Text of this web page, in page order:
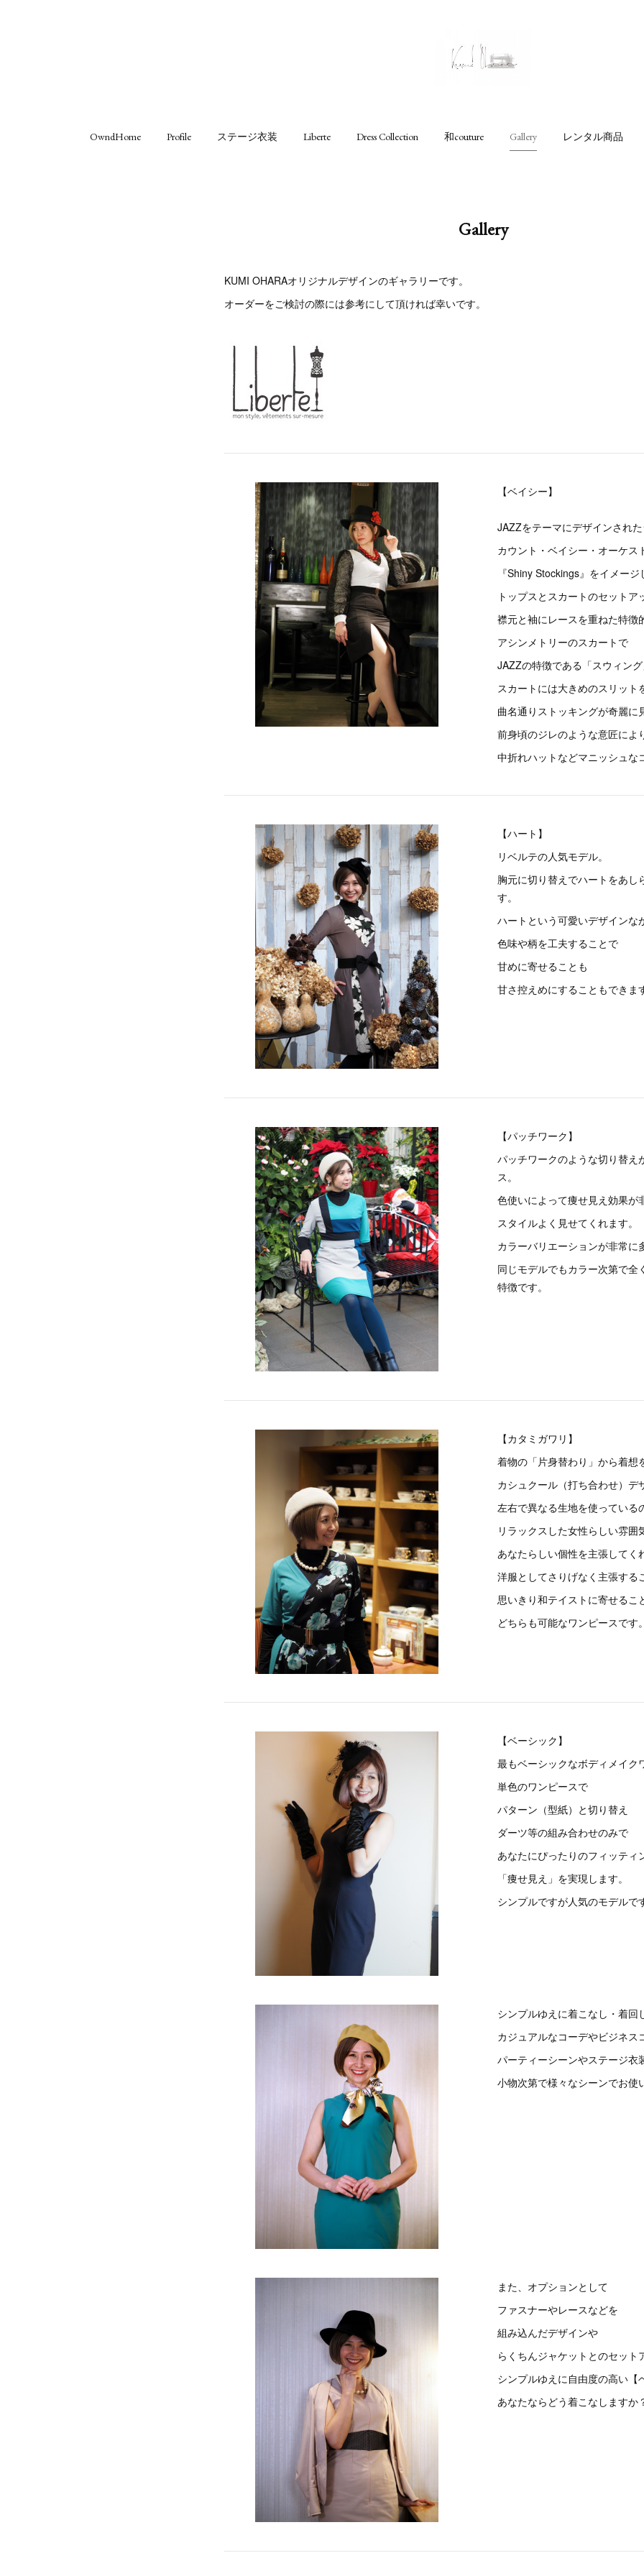
OwndHome Profile ステージ衣装 Liberte Dress Collection 和couture Gallery レンタル商品
Gallery
KUMI OHARAオリジナルデザインのギャラリーです。
オーダーをご検討の際には参考にして頂ければ幸いです。
【ベイシー】
JAZZをテーマにデザインされた
カウント・ベイシー・オーケス
『Shiny Stockings』をイメージ
トップスとスカートのセットア
襟元と袖にレースを重ねた特徴
アシンメトリーのスカートで
JAZZの特徴である「スウィング
スカートには大きめのスリット
曲名通りストッキングが奇麗に
前身頃のジレのような意匠によ
中折れハットなどマニッシュな
【ハート】
リベルテの人気モデル。
胸元に切り替えでハートをあし
す。
ハートという可愛いデザインな
色味や柄を工夫することで
甘めに寄せることも
甘さ控えめにすることもできま
【パッチワーク】
パッチワークのような切り替え
ス。
色使いによって痩せ見え効果が
スタイルよく見せてくれます。
カラーバリエーションが非常に
同じモデルでもカラー次第で全
特徴です。
【カタミガワリ】
着物の「片身替わり」から着想
カシュクール（打ち合わせ）デ
左右で異なる生地を使っている
リラックスした女性らしい雰囲
あなたらしい個性を主張してく
洋服としてさりげなく主張する
思いきり和テイストに寄せるこ
どちらも可能なワンピースです。
【ベーシック】
最もベーシックなボディメイク
単色のワンピースで
パターン（型紙）と切り替え
ダーツ等の組み合わせのみで
あなたにぴったりのフィッティ
「痩せ見え」を実現します。
シンプルですが人気のモデルで
シンプルゆえに着こなし・着回
カジュアルなコーデやビジネス
パーティーシーンやステージ衣
小物次第で様々なシーンでお使
また、オプションとして
ファスナーやレースなどを
組み込んだデザインや
らくちんジャケットとのセット
シンプルゆえに自由度の高い【
あなたならどう着こなしますか